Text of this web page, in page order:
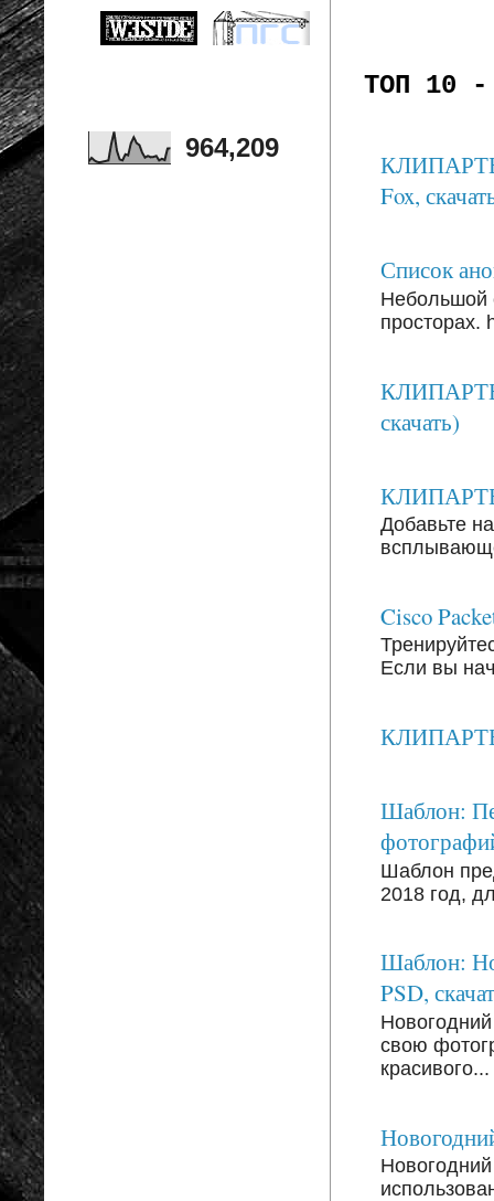
ТОП 10 -
КЛИПАРТЫ:
Fox,
Список
Небольшой
просторах.
скачать)
КЛИПАРТЫ:
Добавьте
Cisco
Если вы
КЛИПАРТЫ:
Шаблон:
Шаблон
2018 год,
Шаблон:
PSD,
свою
красивого...
964,209